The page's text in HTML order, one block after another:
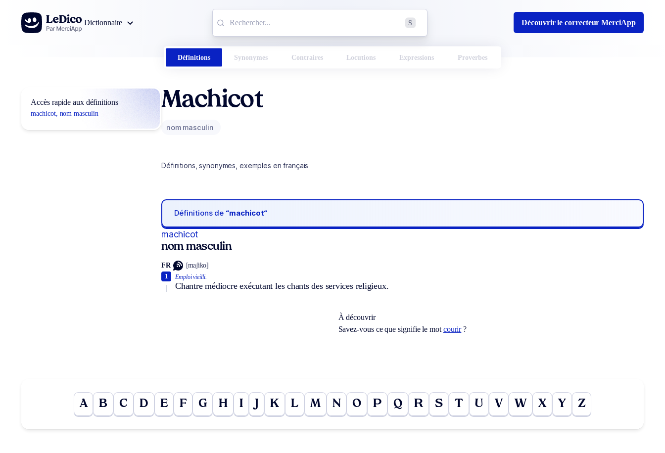
Aller au contenu
Dictionnaire
S Découvrir le correcteur MerciApp
Définitions Synonymes Contraires Locutions Expressions Proverbes
Accès rapide aux définitions
machicot, nom masculin
Machicot
nom masculin
Définitions, synonymes, exemples en français
Définitions de “machicot“
machicot
nom masculin
FR [maʃiko]
Emploi vieilli.
Chantre médiocre exécutant les chants des services religieux.
1
À découvrir
Savez-vous ce que signifie le mot courir?
A B C D E F G H I K L M N O P Q R S T U V W X Y Z